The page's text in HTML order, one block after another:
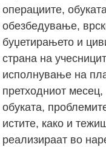
операциите,
обезбедување,
буџетирањето и
страна на
исполнување на
претходниот месец,
обуката,
истите, како и
реализираат во